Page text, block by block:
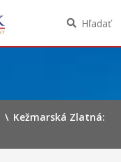
Hľadať
\ Kežmarská Zlatná: